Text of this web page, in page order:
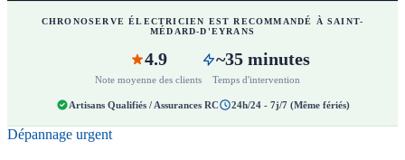
CHRONOSERVE ÉLECTRICIEN EST RECOMMANDÉ À SAINT-
MÉDARD-D'EYRANS
4.9
Note moyenne des clients
~35 minutes
Temps d'intervention
Artisans Qualifiés / Assurances RC 24h/24 - 7j/7 (Même fériés)
Dépannage urgent